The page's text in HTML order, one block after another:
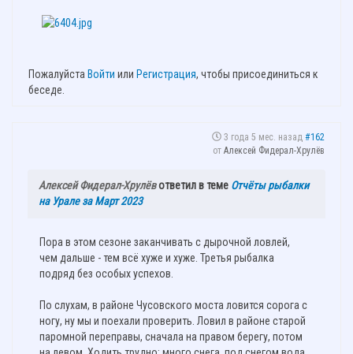
Пожалуйста Войти или Регистрация, чтобы присоединиться к
беседе.
3 года 5 мес. назад #162
от Алексей Фидерал-Хрулёв
Алексей Фидерал-Хрулёвответил в теме Отчёты рыбалки
на Урале за Март 2023
Пора в этом сезоне заканчивать с дырочной ловлей,
чем дальше - тем всё хуже и хуже. Третья рыбалка
подряд без особых успехов.
По слухам, в районе Чусовского моста ловится сорога с
ногу, ну мы и поехали проверить. Ловил в районе старой
паромной переправы, сначала на правом берегу, потом